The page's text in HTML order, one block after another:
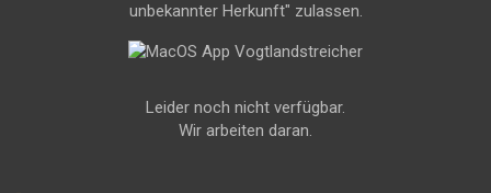
unbekannter Herkunft" zulassen.
Leider noch nicht verfügbar.
Wir arbeiten daran.